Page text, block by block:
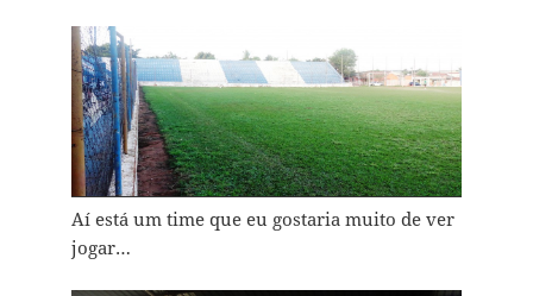
Aí está um time que eu gostaria muito de ver
jogar…